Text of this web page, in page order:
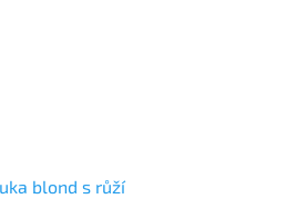
blond s růží